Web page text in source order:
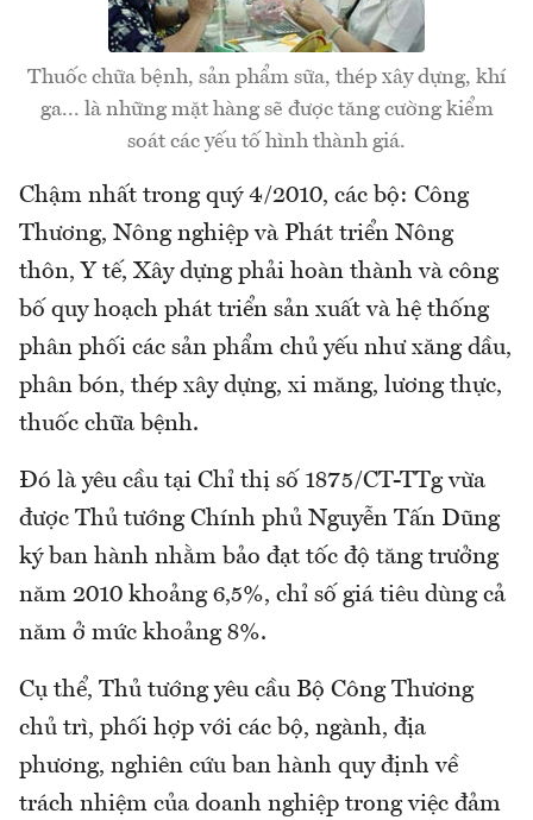
Thuốc chữa bệnh, sản phẩm sữa, thép xây dựng, khí
ga... là những mặt hàng sẽ được tăng cường kiểm
soát các yếu tố hình thành giá.
Chậm nhất trong quý 4/2010, các bộ: Công
Thương, Nông nghiệp và Phát triển Nông
thôn, Y tế, Xây dựng phải hoàn thành và công
bố quy hoạch phát triển sản xuất và hệ thống
phân phối các sản phẩm chủ yếu như xăng dầu,
phân bón, thép xây dựng, xi măng, lương thực,
thuốc chữa bệnh.
Đó là yêu cầu tại Chỉ thị số 1875/CT-TTg vừa
được Thủ tướng Chính phủ Nguyễn Tấn Dũng
ký ban hành nhằm bảo đạt tốc độ tăng trưởng
năm 2010 khoảng 6,5%, chỉ số giá tiêu dùng cả
năm ở mức khoảng 8%.
Cụ thể, Thủ tướng yêu cầu Bộ Công Thương
chủ trì, phối hợp với các bộ, ngành, địa
phương, nghiên cứu ban hành quy định về
trách nhiệm của doanh nghiệp trong việc đảm